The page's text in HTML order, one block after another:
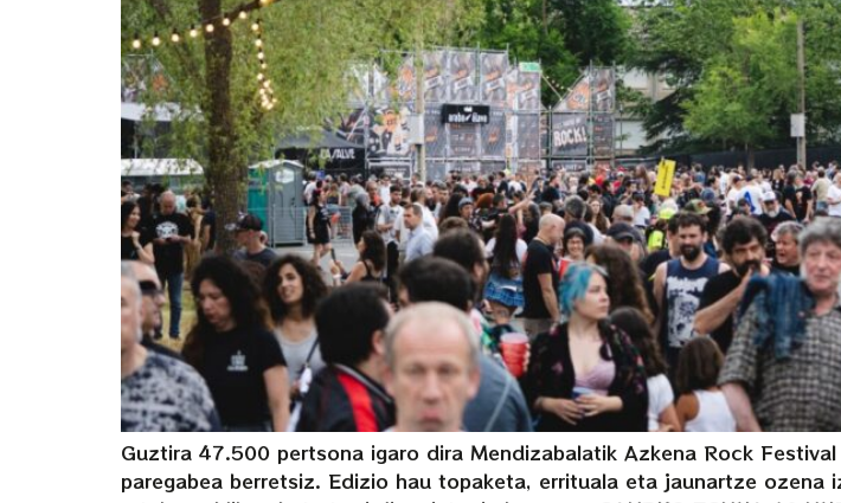
Guztira 47.500 pertsona igaro dira Mendizabalatik Azkena Rock
paregabea berretsiz. Edizio hau topaketa, errituala eta jaunartze